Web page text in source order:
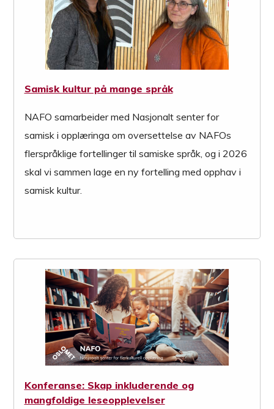
Samisk kultur på mange språk
NAFO samarbeider med Nasjonalt senter for
samisk i opplæringa om oversettelse av NAFOs
flerspråklige fortellinger til samiske språk, og i 2026
skal vi sammen lage en ny fortelling med opphav i
samisk kultur.
Konferanse: Skap inkluderende og
mangfoldige leseopplevelser